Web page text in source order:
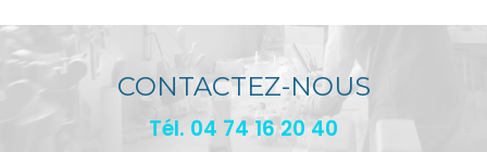
CONTACTEZ-NOUS
Tél. 04 74 16 20 40